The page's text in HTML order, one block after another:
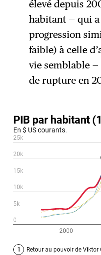
élevé depuis
habitant — qui
progression
faible) à celle
vie semblable
de rupture en